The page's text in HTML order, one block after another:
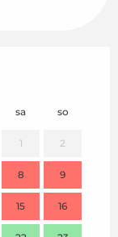
sa so
1 2
8 9
15 16